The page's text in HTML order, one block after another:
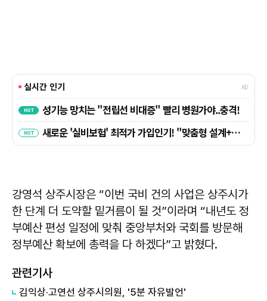
강영석 상주시장은 “이번 국비 건의 사업은 상주시가
한 단계 더 도약할 밑거름이 될 것”이라며 “내년도 정
부예산 편성 일정에 맞춰 중앙부처와 국회를 방문해
정부예산 확보에 총력을 다 하겠다”고 밝혔다.
관련기사
김익상·고연선 상주시의원, '5분 자유발언'